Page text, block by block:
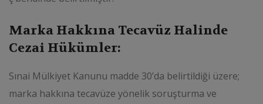
Marka Hakkına Tecavüz Halinde
Cezai Hükümler:
Sınai Mülkiyet Kanunu madde 30’da belirtildiği üzere;
marka hakkına tecavüze yönelik soruşturma ve